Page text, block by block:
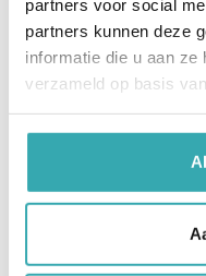
partners voor social
partners kunnen deze
informatie die u aan
verzameld op basis